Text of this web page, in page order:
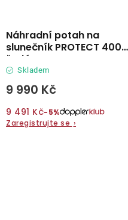
Náhradní potah na
slunečník PROTECT 400P
šedá
Skladem
9 990 Kč
9 491 Kč−5%
Zaregistrujte se ›